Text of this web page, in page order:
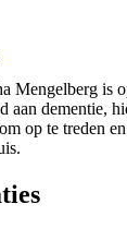
Mengelberg is
aan dementie,
op te treden